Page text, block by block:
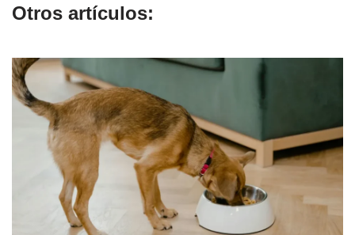
Otros artículos: